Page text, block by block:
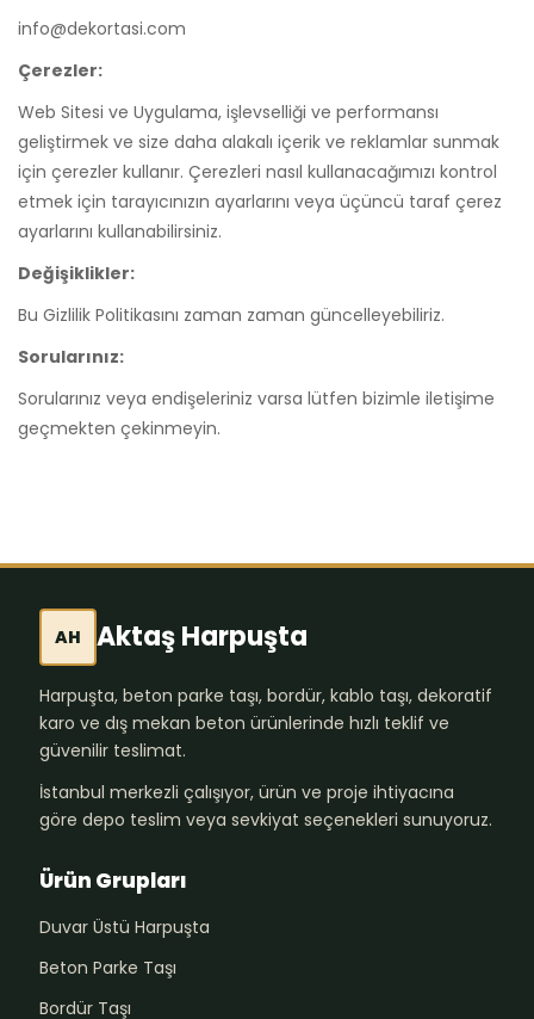
info@dekortasi.com
Çerezler:
Web Sitesi ve Uygulama, işlevselliği ve performansı
geliştirmek ve size daha alakalı içerik ve reklamlar sunmak
için çerezler kullanır. Çerezleri nasıl kullanacağımızı kontrol
etmek için tarayıcınızın ayarlarını veya üçüncü taraf çerez
ayarlarını kullanabilirsiniz.
Değişiklikler:
Bu Gizlilik Politikasını zaman zaman güncelleyebiliriz.
Sorularınız:
Sorularınız veya endişeleriniz varsa lütfen bizimle iletişime
geçmekten çekinmeyin.
AH Aktaş Harpuşta
Harpuşta, beton parke taşı, bordür, kablo taşı, dekoratif
karo ve dış mekan beton ürünlerinde hızlı teklif ve
güvenilir teslimat.
İstanbul merkezli çalışıyor, ürün ve proje ihtiyacına
göre depo teslim veya sevkiyat seçenekleri sunuyoruz.
Ürün Grupları
Duvar Üstü Harpuşta
Beton Parke Taşı
Bordür Taşı